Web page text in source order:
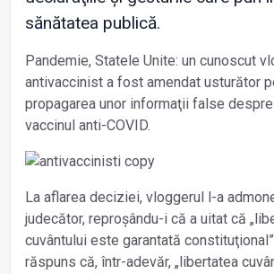
sănătatea publică.
Pandemie, Statele Unite: un cunoscut
antivaccinist a fost amendat usturător
propagarea unor informaţii false
vaccinul anti-COVID.
La aflarea deciziei, vloggerul l-a
judecător, reproșându-i că a uitat că
cuvântului este garantată
răspuns că, într-adevăr, „libertatea